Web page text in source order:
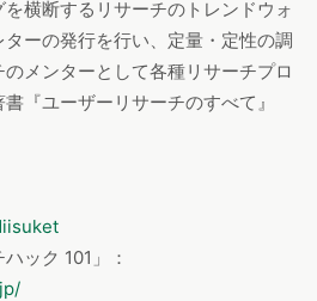
横断するリサーチのトレンドウォ
ーの発行を行い、定量・定性の調
メンターとして各種リサーチプロ
『ユーザーリサーチのすべて』
ック 101」：